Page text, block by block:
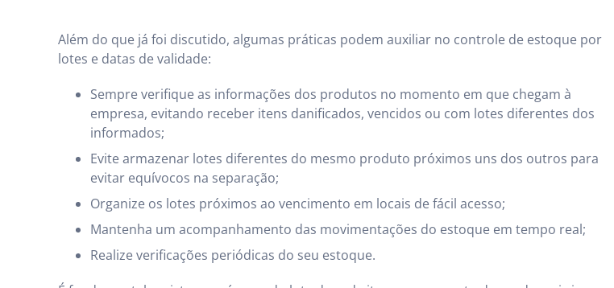
Além do que já foi discutido, algumas práticas podem auxiliar no controle de estoque por
lotes e datas de validade:
Sempre verifique as informações dos produtos no momento em que chegam à
empresa, evitando receber itens danificados, vencidos ou com lotes diferentes dos
informados;
Evite armazenar lotes diferentes do mesmo produto próximos uns dos outros para
evitar equívocos na separação;
Organize os lotes próximos ao vencimento em locais de fácil acesso;
Mantenha um acompanhamento das movimentações do estoque em tempo real;
Realize verificações periódicas do seu estoque.